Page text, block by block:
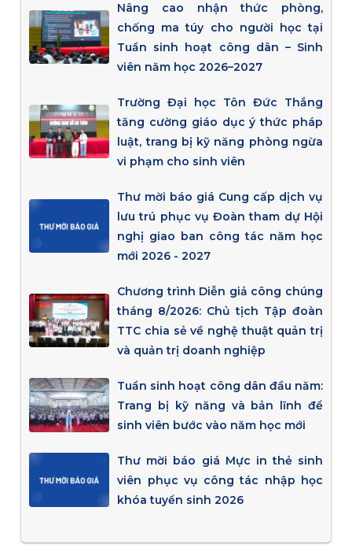
Nâng cao nhận thức phòng,
chống ma túy cho người học tại
Tuần sinh hoạt công dân – Sinh
viên năm học 2026–2027
Trường Đại học Tôn Đức Thắng
tăng cường giáo dục ý thức pháp
luật, trang bị kỹ năng phòng ngừa
vi phạm cho sinh viên
Thư mời báo giá Cung cấp dịch vụ
lưu trú phục vụ Đoàn tham dự Hội
nghị giao ban công tác năm học
mới 2026 - 2027
Chương trình Diễn giả công chúng
tháng 8/2026: Chủ tịch Tập đoàn
TTC chia sẻ về nghệ thuật quản trị
và quản trị doanh nghiệp
Tuần sinh hoạt công dân đầu năm:
Trang bị kỹ năng và bản lĩnh để
sinh viên bước vào năm học mới
Thư mời báo giá Mực in thẻ sinh
viên phục vụ công tác nhập học
khóa tuyển sinh 2026